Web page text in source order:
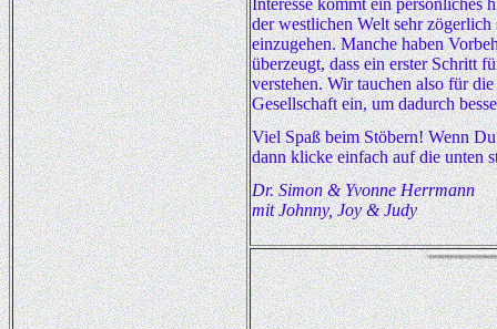
Interesse kommt ein persönliches
der westlichen Welt sehr
einzugehen. Manche haben
überzeugt, dass ein erster Schritt
verstehen. Wir tauchen also für
Gesellschaft ein, um dadurch
Viel Spaß beim Stöbern! Wenn
dann klicke einfach auf die unten
Dr. Simon & Yvonne Herrmann
mit Johnny, Joy & Judy